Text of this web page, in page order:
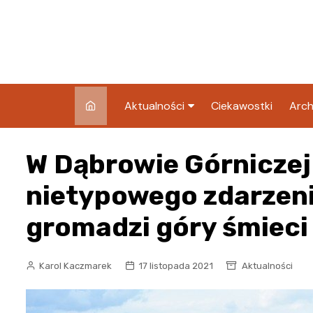
Aktualności
Blog
Ciekawostki
W Dąbrowie
nietypowego
gromadzi góry
Karol Kaczmarek 17 listopada 2021 Aktualności